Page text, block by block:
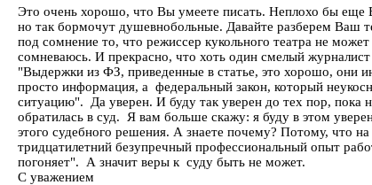
Это очень хорошо, что Вы умеете писать. Неплохо бы еще
но так бормочут душевнобольные. Давайте разберем Ваш
под сомнение то, что режиссер кукольного театра не
сомневаюсь. И прекрасно, что хоть один смелый
"Выдержки из ФЗ, приведенные в статье, это хорошо, они
просто информация, а федеральный закон, который
ситуацию". Да уверен. И буду так уверен до тех пор, пока
обратилась в суд. Я вам больше скажу: я буду в этом
этого судебного решения. А знаете почему? Потому, что
тридцатилетний безупречный профессиональный опыт
погоняет". А значит веры к суду быть не может.
С уважением